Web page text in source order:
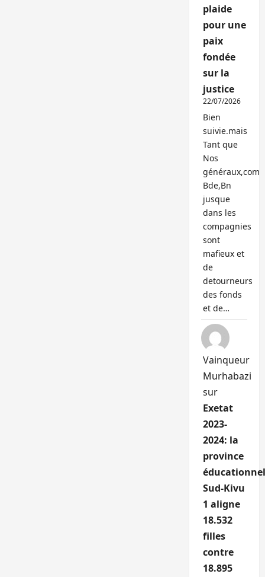
plaide
pour une
paix
fondée
sur la
justice
22/07/2026
Bien
suivie.mais
Tant que
Nos
généraux,com
Bde,Bn
jusque
dans les
compagnies
sont
mafieux et
de
detourneurs
des fonds
et de…
Vainqueur
Murhabazi
sur
Exetat
2023-
2024: la
province
Sud-Kivu
1 aligne
18.532
filles
contre
18.895